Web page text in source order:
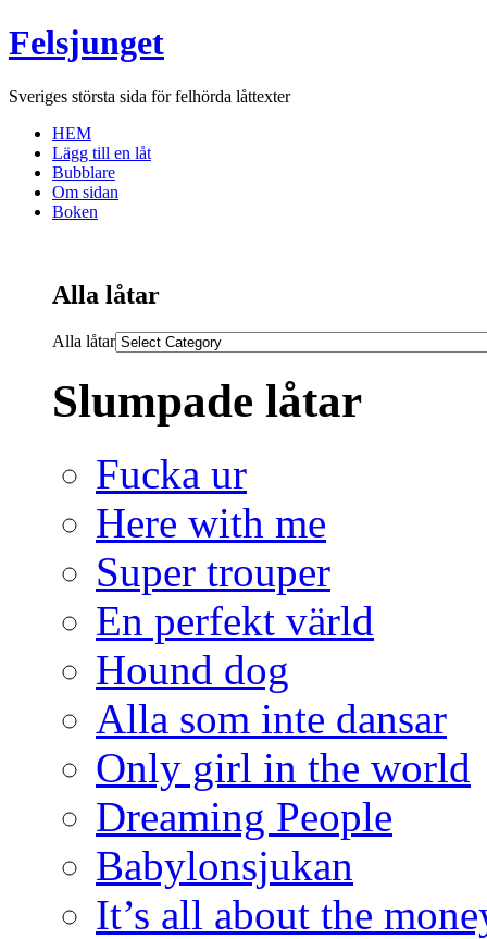
Felsjunget
Sveriges största sida för felhörda låttexter
HEM
Lägg till en låt
Bubblare
Om sidan
Boken
Alla låtar
Alla låtar
Slumpade låtar
Fucka ur
Here with me
Super trouper
En perfekt värld
Hound dog
Alla som inte dansar
Only girl in the world
Dreaming People
Babylonsjukan
It’s all about the